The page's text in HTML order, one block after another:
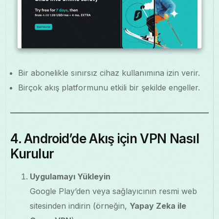
Bir abonelikle sınırsız cihaz kullanımına izin verir.
Birçok akış platformunu etkili bir şekilde engeller.
4. Android’de Akış için VPN Nasıl
Kurulur
Uygulamayı Yükleyin
Google Play’den veya sağlayıcının resmi web
sitesinden indirin (örneğin, Yapay Zeka ile